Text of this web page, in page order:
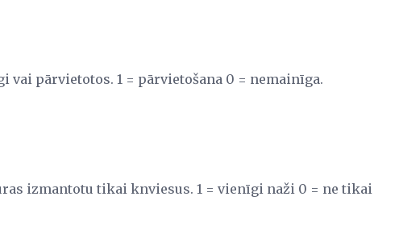
pārvietotos. 1 = pārvietošana 0 = nemainīga.
izmantotu tikai knviesus. 1 = vienīgi naži 0 = ne tikai